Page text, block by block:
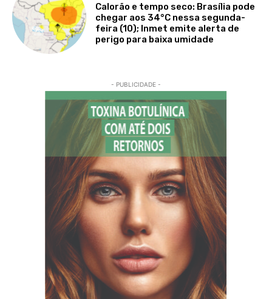
Calorão e tempo seco: Brasília pode
chegar aos 34°C nessa segunda-
feira (10); Inmet emite alerta de
perigo para baixa umidade
- PUBLICIDADE -